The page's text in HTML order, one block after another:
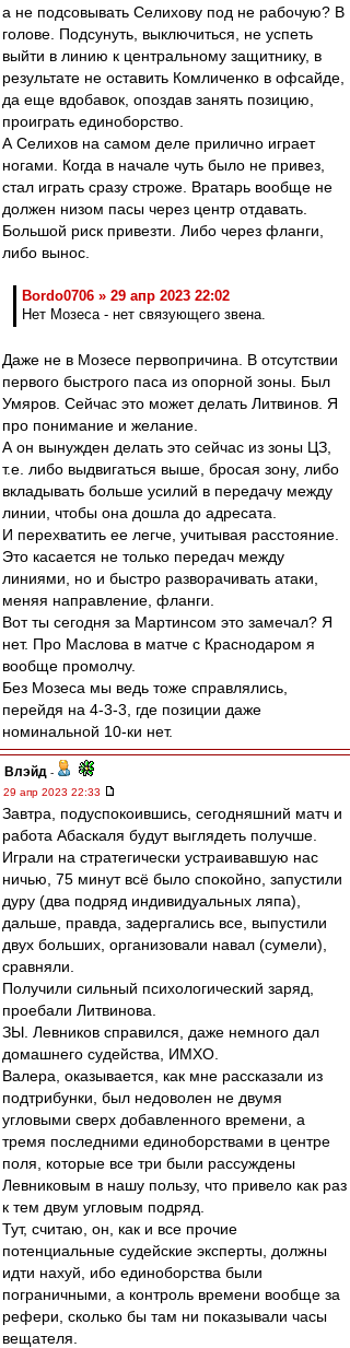
а не подсовывать Селихову под не рабочую? В
голове. Подсунуть, выключиться, не успеть
выйти в линию к центральному защитнику, в
результате не оставить Комличенко в офсайде,
да еще вдобавок, опоздав занять позицию,
проиграть единоборство.
А Селихов на самом деле прилично играет
ногами. Когда в начале чуть было не привез,
стал играть сразу строже. Вратарь вообще не
должен низом пасы через центр отдавать.
Большой риск привезти. Либо через фланги,
либо вынос.
Bordo0706 » 29 апр 2023 22:02
Нет Мозеса - нет связующего звена.
Даже не в Мозесе первопричина. В отсутствии
первого быстрого паса из опорной зоны. Был
Умяров. Сейчас это может делать Литвинов. Я
про понимание и желание.
А он вынужден делать это сейчас из зоны ЦЗ,
т.е. либо выдвигаться выше, бросая зону, либо
вкладывать больше усилий в передачу между
линии, чтобы она дошла до адресата.
И перехватить ее легче, учитывая расстояние.
Это касается не только передач между
линиями, но и быстро разворачивать атаки,
меняя направление, фланги.
Вот ты сегодня за Мартинсом это замечал? Я
нет. Про Маслова в матче с Краснодаром я
вообще промолчу.
Без Мозеса мы ведь тоже справлялись,
перейдя на 4-3-3, где позиции даже
номинальной 10-ки нет.
Влэйд -
29 апр 2023 22:33
Завтра, подуспокоившись, сегодняшний матч и
работа Абаскаля будут выглядеть получше.
Играли на стратегически устраивавшую нас
ничью, 75 минут всё было спокойно, запустили
дуру (два подряд индивидуальных ляпа),
дальше, правда, задергались все, выпустили
двух больших, организовали навал (сумели),
сравняли.
Получили сильный психологический заряд,
проебали Литвинова.
ЗЫ. Левников справился, даже немного дал
домашнего судейства, ИМХО.
Валера, оказывается, как мне рассказали из
подтрибунки, был недоволен не двумя
угловыми сверх добавленного времени, а
тремя последними единоборствами в центре
поля, которые все три были рассуждены
Левниковым в нашу пользу, что привело как раз
к тем двум угловым подряд.
Тут, считаю, он, как и все прочие
потенциальные судейские эксперты, должны
идти нахуй, ибо единоборства были
пограничными, а контроль времени вообще за
рефери, сколько бы там ни показывали часы
вещателя.